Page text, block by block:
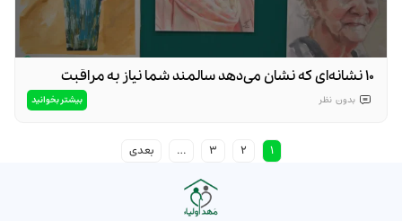
۱۰ نشانه‌ای که نشان می‌دهد سالمند شما نیاز به مراقبت
تخصصی دارد
بدون نظر بیشتر بخوانید
1
2
3
… بعدی